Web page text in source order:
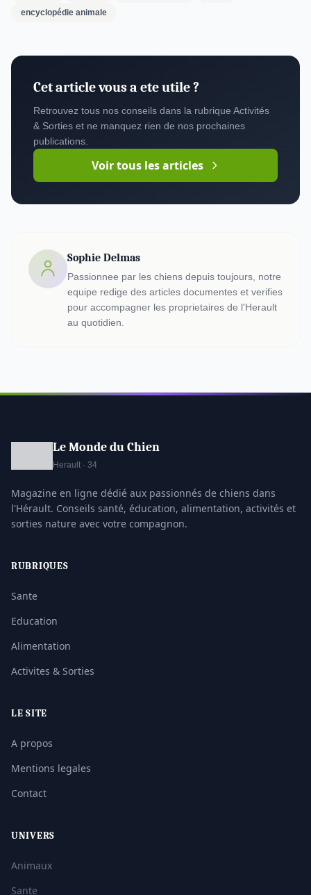
encyclopédie animale
Cet article vous a ete utile ?
Retrouvez tous nos conseils dans la rubrique Activités
& Sorties et ne manquez rien de nos prochaines
publications.
Voir tous les articles
Sophie Delmas
Passionnee par les chiens depuis toujours, notre
equipe redige des articles documentes et verifies
pour accompagner les proprietaires de l'Herault
au quotidien.
Le Monde du Chien
Herault · 34
Magazine en ligne dédié aux passionnés de chiens dans
l'Hérault. Conseils santé, éducation, alimentation, activités et
sorties nature avec votre compagnon.
RUBRIQUES
Sante
Education
Alimentation
Activites & Sorties
LE SITE
A propos
Mentions legales
Contact
UNIVERS
Animaux
Sante